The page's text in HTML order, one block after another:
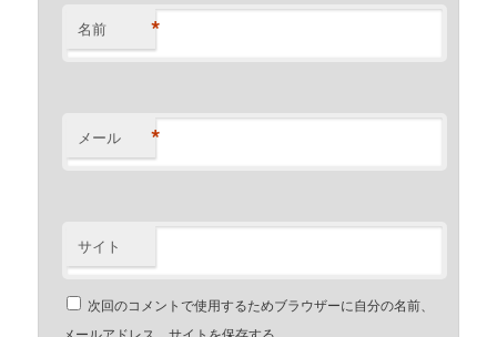
名前 *
メール *
サイト
次回のコメントで使用するためブラウザーに自分の名前、
メールアドレス、サイトを保存する。